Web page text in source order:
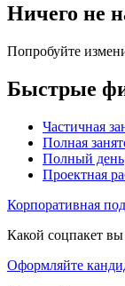
Ничего не
Попробуйте
Быстрые
Частичная
Полная
Полный день
Проектная
Корпоративная
Какой соцпакет
Оформляйте